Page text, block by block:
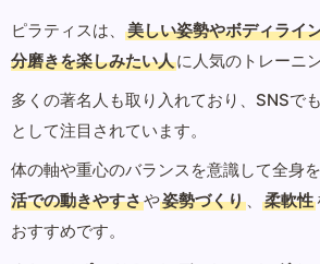
ピラティスは、 美しい姿勢やボディライ
分磨きを楽しみたい人に人気のトレーニ
多くの著名人も取り入れており、SNSで
として注目されています。
体の軸や重心のバランスを意識して全身を
活での動きやすさや姿勢づくり 、 柔軟性
おすすめです。